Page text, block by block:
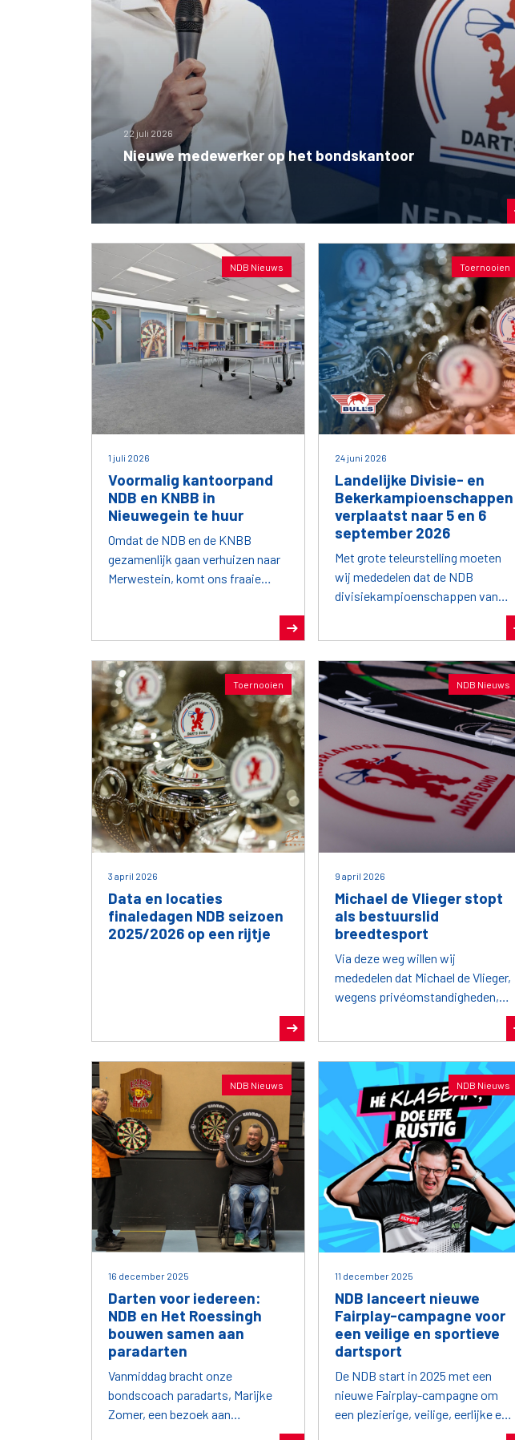
22 juli 2026
Nieuwe medewerker op het bondskantoor
NDB Nieuws
1 juli 2026
Voormalig kantoorpand
NDB en KNBB in
Nieuwegein te huur
Omdat de NDB en de KNBB
gezamenlijk gaan verhuizen naar
Merwestein, komt ons fraaie
Toernooien
24 juni 2026
Landelijke Divisie- en
Bekerkampioenschappen
verplaatst naar 5 en 6
september 2026
Met grote teleurstelling moeten
wij mededelen dat de NDB
divisiekampioenschappen van
bekerkampioenschap van zondag
gaan.
Toernooien
3 april 2026
Data en locaties
finaledagen NDB seizoen
2025/2026 op een rijtje
NDB Nieuws
9 april 2026
Michael de Vlieger stopt
als bestuurslid
breedtesport
Via deze weg willen wij
mededelen dat Michael de Vlieger,
wegens privéomstandigheden,
NDB Nieuws
16 december 2025
Darten voor iedereen:
NDB en Het Roessingh
bouwen samen aan
paradarten
Vanmiddag bracht onze
bondscoach paradarts, Marijke
Zomer, een bezoek aan
revalidatielocatie het Roessingh
NDB Nieuws
11 december 2025
NDB lanceert nieuwe
Fairplay-campagne voor
een veilige en sportieve
dartsport
De NDB start in 2025 met een
nieuwe Fairplay-campagne om
een plezierige, veilige, eerlijke en